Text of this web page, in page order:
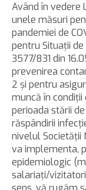
Având în vedere
unele măsuri
pandemiei de
pentru Situaţii
3577/831 din
prevenirea
2 şi pentru
muncă în
perioada stării
răspândirii
nivelul Societăţii
va implementa,
epidemiologic
salariaţi/